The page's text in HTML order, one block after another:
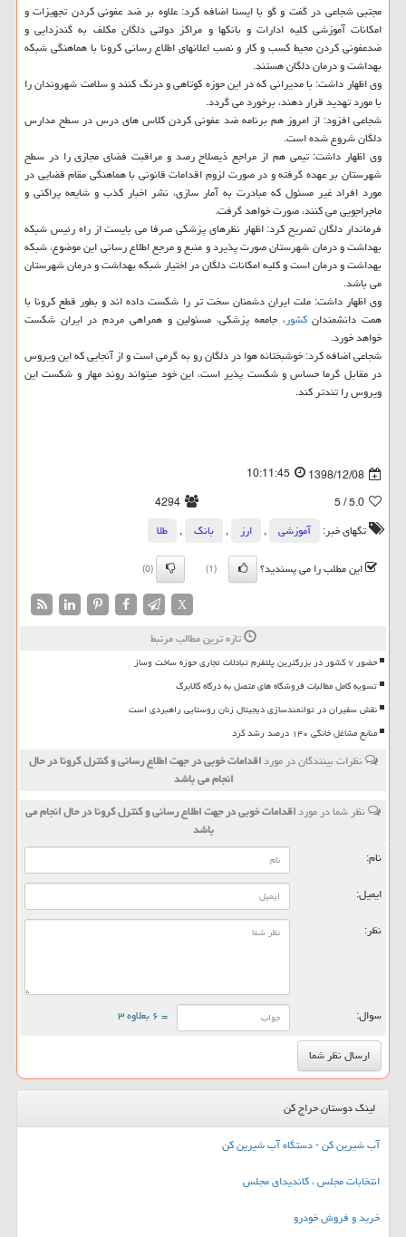
مجتبی شجاعی در گفت و گو با ایسنا اضافه كرد: علاوه بر ضد عفونی كردن تجهیزات و
امكانات آموزشی كلیه ادارات و بانكها و مراكز دولتی دلگان مكلف به گندزدایی و
ضدعفونی كردن محیط كسب و كار و نصب اعلانهای اطلاع رسانی كرونا با هماهنگی شبكه
بهداشت و درمان دلگان هستند.
وی اظهار داشت: با مدیرانی كه در این حوزه كوتاهی و درنگ كنند و سلامت شهروندان را
با مورد تهدید قرار دهند، برخورد می گردد.
شجاعی افزود: از امروز هم برنامه ضد عفونی كردن كلاس های درس در سطح مدارس
دلگان شروع شده است.
وی اظهار داشت: تیمی هم از مراجع ذیصلاح رصد و مراقبت فضای مجازی را در سطح
شهرستان بر عهده گرفته و در صورت لزوم اقدامات قانونی با هماهنگی مقام قضایی در
مورد افراد غیر مسئول كه مبادرت به آمار سازی، نشر اخبار كذب و شایعه پراكنی و
ماجراجویی می كنند، صورت خواهد گرفت.
فرماندار دلگان تصریح كرد: اظهار نظرهای پزشكی صرفا می بایست از راه رئیس شبكه
بهداشت و درمان شهرستان صورت پذیرد و منبع و مرجع اطلاع رسانی این موضوع، شبكه
بهداشت و درمان است و كلیه امكانات دلگان در اختیار شبكه بهداشت و درمان شهرستان
می باشد.
وی اظهار داشت: ملت ایران دشمنان سخت تر را شكست داده اند و بطور قطع كرونا با
همت دانشمندانكشور، جامعه پزشكی، مسئولین و همراهی مردم در ایران شكست
خواهد خورد.
شجاعی اضافه كرد: خوشبختانه هوا در دلگان رو به گرمی است و از آنجایی كه این ویروس
در مقابل گرما حساس و شكست پذیر است، این خود میتواند روند مهار و شكست این
ویروس را تندتر كند.
1398/12/08
10:11:45
5.0
/ 5
4294
تگهای خبر:
آموزشی , ارز , بانك ,
طلا
این مطلب را می پسندید؟
(1)
(0)
X
تازه ترین مطالب مرتبط
حضور ۷ کشور در بزرگترین پلتفرم تبادلات تجاری حوزه ساخت وساز
تسویه کامل مطالبات فروشگاه های متصل به درگاه کالابرگ
نقش سفیران در توانمندسازی دیجیتال زنان روستایی راهبردی است
منابع مشاغل خانگی ۱۴۰ درصد رشد کرد
نظرات بینندگان در مورداقدامات خوبی در جهت اطلاع رسانی و كنترل كرونا در حال
انجام می باشد
نظر شما در مورداقدامات خوبی در جهت اطلاع رسانی و كنترل كرونا در حال انجام می
باشد
نام:
ایمیل:
نظر:
سوال: = ۶ بعلاوه ۳
لینک دوستان حراج کن
آب شیرین کن - دستگاه آب شیرین کن
انتخابات مجلس ، کاندیدای مجلس
خرید و فروش خودرو